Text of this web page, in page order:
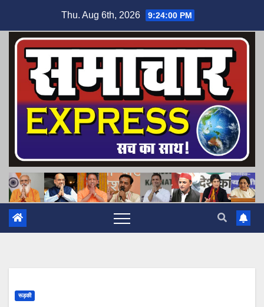
content
Thu. Aug 6th, 2026 9:24:01 PM
रूड़की